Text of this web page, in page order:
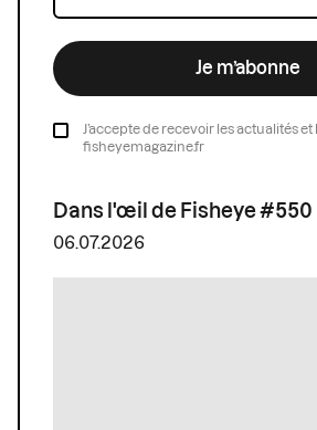
Je m’abonne
J’accepte de recevoir les actualités
fisheyemagazine.fr
Dans l'œil de Fisheye #550
06.07.2026